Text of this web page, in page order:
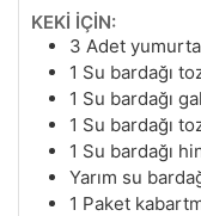
KEKİ İÇİN:
3 Adet yumurta
1 Su bardağı
1 Su bardağı
1 Su bardağı
1 Su bardağı
Yarım su
1 Paket